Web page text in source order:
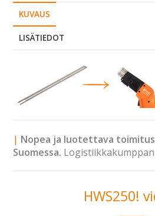
KUVAUS
LISÄTIEDOT
| Nopea ja luotettava toimitus
Suomessa.
HWS250!